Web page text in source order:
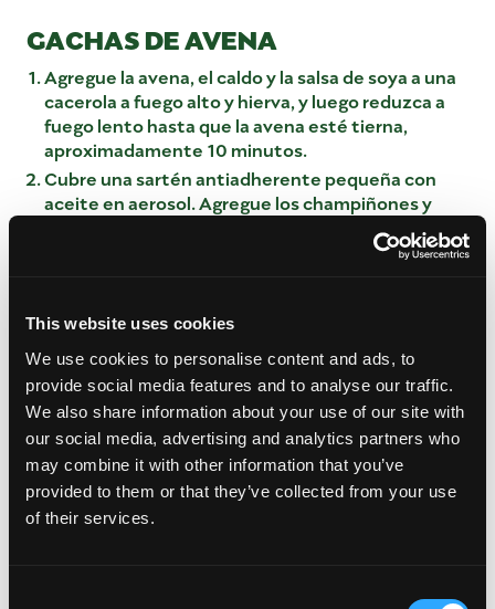
This website uses cookies
We use cookies to personalise content and ads, to
provide social media features and to analyse our traffic.
We also share information about your use of our site with
our social media, advertising and analytics partners who
may combine it with other information that you’ve
provided to them or that they’ve collected from your use
of their services.
GACHAS DE AVENA
Agregue la avena, el caldo y la salsa de soya a una
cacerola a fuego alto y hierva, y luego reduzca a
fuego lento hasta que la avena esté tierna,
aproximadamente 10 minutos.
Cubre una sartén antiadherente pequeña con
aceite en aerosol. Agregue los champiñones y
saltee hasta que estén tiernos y todo el líquido se
evapore, aproximadamente 4 minutos.
champiñones a la papilla de avena.
GRANOLA DE JENGIBRE Y
CÚRCUMA
Precaliente el horno a 325 °F.
Vierta el coco, las semillas de calabaza y las
semillas de girasol en una bandeja para hornear
grande.
Vierte la mezcla de aceite y especias sobre el